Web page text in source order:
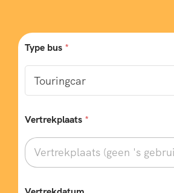
Type bus *
Vertrekplaats *